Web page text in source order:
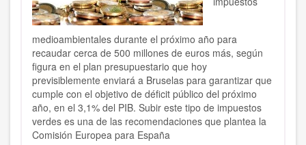
medioambientales durante el próximo año para
recaudar cerca de 500 millones de euros más, según
figura en el plan presupuestario que hoy
previsiblemente enviará a Bruselas para garantizar que
cumple con el objetivo de déficit público del próximo
año, en el 3,1% del PIB. Subir este tipo de impuestos
verdes es una de las recomendaciones que plantea la
Comisión Europea para España